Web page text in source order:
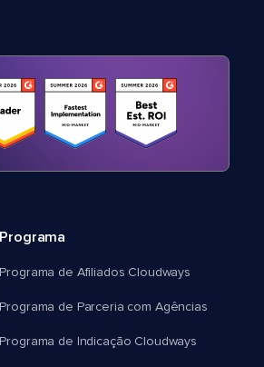
Programa
Programa de Afiliados Cloudways
Programa de Parceria com Agências
Programa de Indicação Cloudways